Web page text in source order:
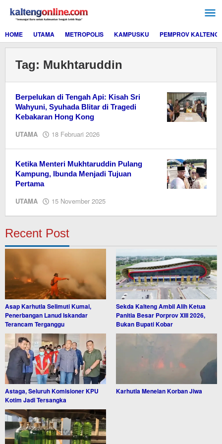
konten
HOME
UTAMA METROPOLIS KAMPUSKU PEMPROV KALTENG
Tag: Mukhtaruddin
Berpelukan di Tengah Api: Kisah Sri
Wahyuni, Syuhada Blitar di Tragedi
Kebakaran Hong Kong
UTAMA 18 Februari 2026
Ketika Menteri Mukhtaruddin Pulang
Kampung, Ibunda Menjadi Tujuan
Pertama
UTAMA 15 November 2025
Recent Post
Asap Karhutla Selimuti Kumai,
Penerbangan Lanud Iskandar
Terancam Terganggu
Sekda Kalteng Ambil Alih Ketua
Panitia Besar Porprov XIII 2026,
Bukan Bupati Kobar
Astaga, Seluruh Komisioner KPU
Kotim Jadi Tersangka
Karhutla Menelan Korban Jiwa